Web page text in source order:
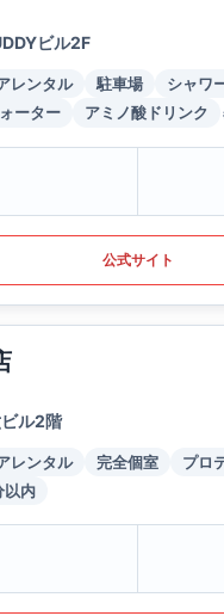
ビル2F
レンタル 駐車場
シャワ
ーター アミノ酸ドリンク
公式サイト
ル2階
レンタル 完全個室
プロ
以内